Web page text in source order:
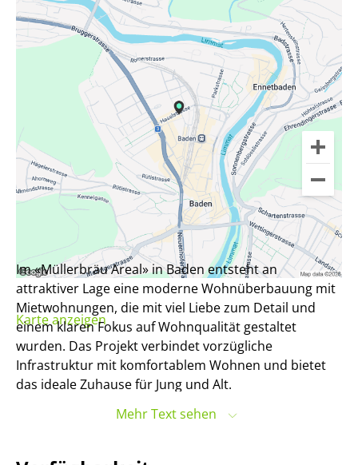
Karte anzeigen
Im «Müllerbräu Areal» in Baden entsteht an
attraktiver Lage eine moderne Wohnüberbauung mit
Mietwohnungen, die mit viel Liebe zum Detail und
einem klaren Fokus auf Wohnqualität gestaltet
wurden. Das Projekt verbindet vorzügliche
Infrastruktur mit komfortablem Wohnen und bietet
das ideale Zuhause für Jung und Alt.
Es gibt viele Gründe, die für dieses Projekt sprechen:
Innenausbau
Mehr Text sehen